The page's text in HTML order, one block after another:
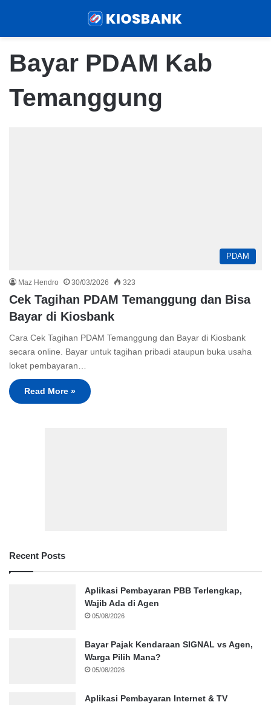
Bayar PDAM Kab
Temanggung
PDAM
Maz Hendro 30/03/2026 323
Cek Tagihan PDAM Temanggung dan Bisa
Bayar di Kiosbank
Cara Cek Tagihan PDAM Temanggung dan Bayar di Kiosbank
secara online. Bayar untuk tagihan pribadi ataupun buka usaha
loket pembayaran…
Read More »
Recent Posts
Aplikasi Pembayaran PBB Terlengkap,
Wajib Ada di Agen
05/08/2026
Bayar Pajak Kendaraan SIGNAL vs Agen,
Warga Pilih Mana?
05/08/2026
Aplikasi Pembayaran Internet & TV